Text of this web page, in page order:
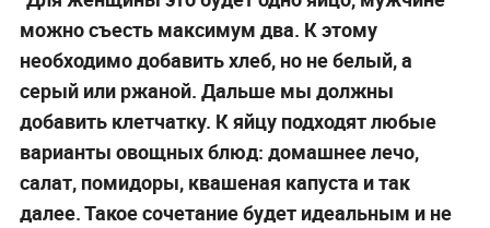
можно съесть максимум два. К этому
необходимо добавить хлеб, но не белый, а
серый или ржаной. Дальше мы должны
добавить клетчатку. К яйцу подходят любые
варианты овощных блюд: домашнее лечо,
салат, помидоры, квашеная капуста и так
далее. Такое сочетание будет идеальным и не